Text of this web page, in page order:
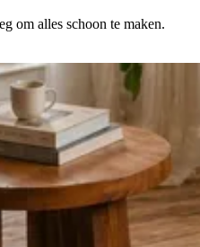
om alles schoon te maken.